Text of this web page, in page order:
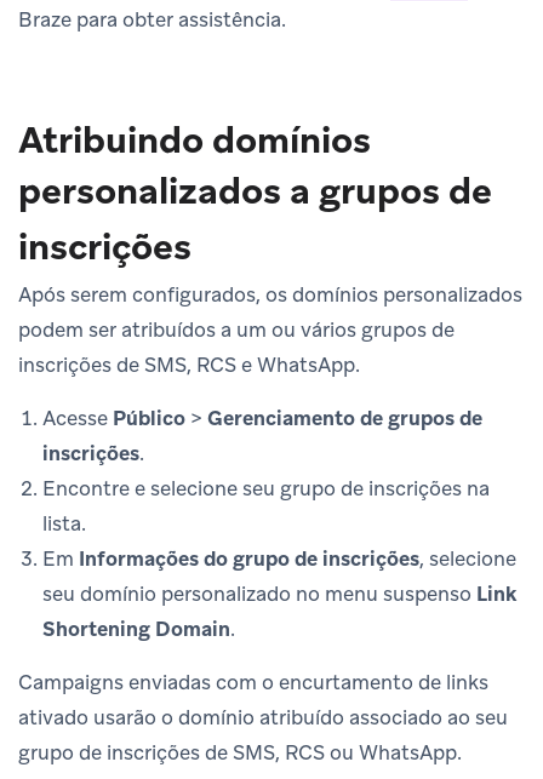
Braze para obter assistência.
Atribuindo domínios
personalizados a grupos de
inscrições
Após serem configurados, os domínios personalizados
podem ser atribuídos a um ou vários grupos de
inscrições de SMS, RCS e WhatsApp.
Acesse Público > Gerenciamento de grupos de
inscrições.
Encontre e selecione seu grupo de inscrições na
lista.
Em Informações do grupo de inscrições, selecione
seu domínio personalizado no menu suspenso Link
Shortening Domain.
Campaigns enviadas com o encurtamento de links
ativado usarão o domínio atribuído associado ao seu
grupo de inscrições de SMS, RCS ou WhatsApp.